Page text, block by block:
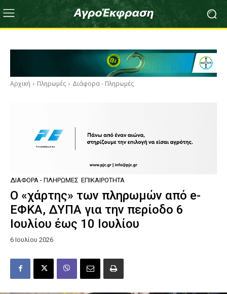
Αρχική Πληρωμές Διάφορα - Πληρωμές
ΔΙΆΦΟΡΑ - ΠΛΗΡΩΜΈΣ ΕΠΙΚΑΙΡΌΤΗΤΑ
Ο «χάρτης» των πληρωμών από e-
ΕΦΚΑ, ΔΥΠΑ για την περίοδο 6
Ιουλίου έως 10 Ιουλίου
6 Ιουλίου 2026